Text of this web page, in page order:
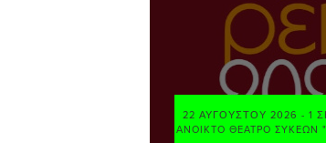
22 ΑΥΓΟΎΣΤΟΥ 2026 - 1
ΑΝΟΙΚΤΌ ΘΈΑΤΡΟ ΣΥΚΕΏΝ